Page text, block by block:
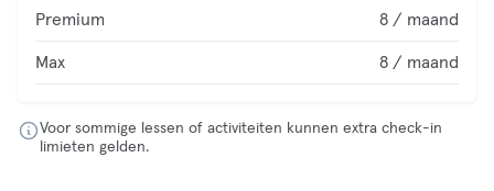
Premium 8 / maand
Max 8 / maand
Voor sommige lessen of activiteiten kunnen extra check-in
limieten gelden.